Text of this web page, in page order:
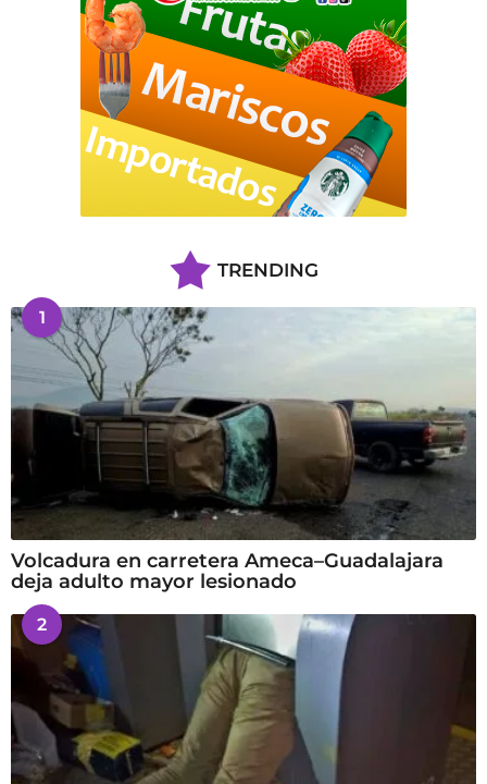
TRENDING
1
Volcadura en carretera Ameca–Guadalajara
deja adulto mayor lesionado
2